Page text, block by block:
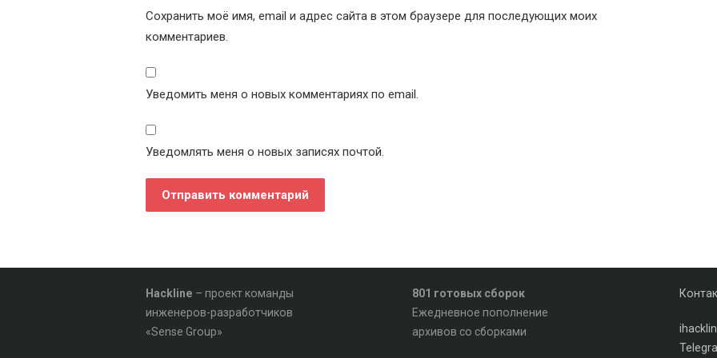
Сохранить моё имя, email и адрес сайта в этом браузере для последующих моих
комментариев.
Уведомить меня о новых комментариях по email.
Уведомлять меня о новых записях почтой.
Hackline – проект команды
инженеров-разработчиков
«Sense Group»
801 готовых сборок
Ежедневное пополнение
архивов со сборками